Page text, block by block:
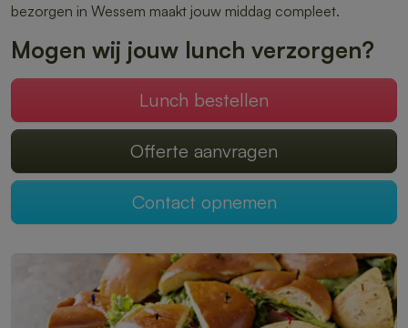
bezorgen in Wessem maakt jouw middag compleet.
Mogen wij jouw lunch verzorgen?
Lunch bestellen
Offerte aanvragen
Contact opnemen